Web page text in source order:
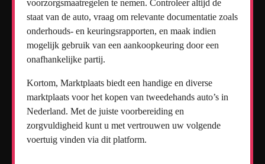
voorzorgsmaatregelen te nemen. Controleer altijd de
staat van de auto, vraag om relevante documentatie zoals
onderhouds- en keuringsrapporten, en maak indien
mogelijk gebruik van een aankoopkeuring door een
onafhankelijke partij.
Kortom, Marktplaats biedt een handige en diverse
marktplaats voor het kopen van tweedehands auto’s in
Nederland. Met de juiste voorbereiding en
zorgvuldigheid kunt u met vertrouwen uw volgende
voertuig vinden via dit platform.